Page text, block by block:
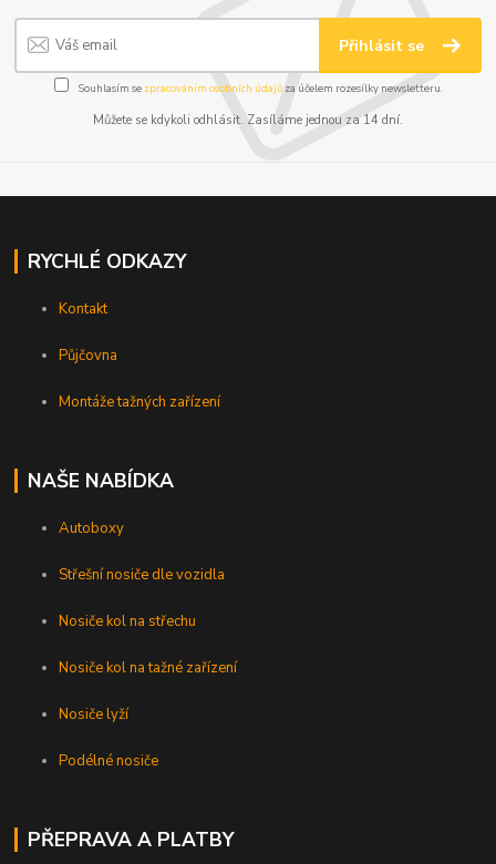
Přihlásit se
Souhlasím se zpracováním osobních údajůza účelem rozesílky newsletteru.
Můžete se kdykoli odhlásit. Zasíláme jednou za 14 dní.
RYCHLÉ ODKAZY
Kontakt
Půjčovna
Montáže tažných zařízení
NAŠE NABÍDKA
Autoboxy
Střešní nosiče dle vozidla
Nosiče kol na střechu
Nosiče kol na tažné zařízení
Nosiče lyží
Podélné nosiče
PŘEPRAVA A PLATBY